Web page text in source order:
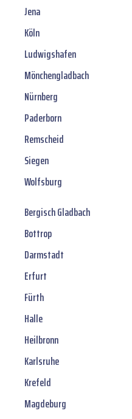
Jena
Köln
Ludwigshafen
Mönchengladbach
Nürnberg
Paderborn
Remscheid
Siegen
Wolfsburg
Bergisch Gladbach
Bottrop
Darmstadt
Erfurt
Fürth
Halle
Heilbronn
Karlsruhe
Krefeld
Magdeburg